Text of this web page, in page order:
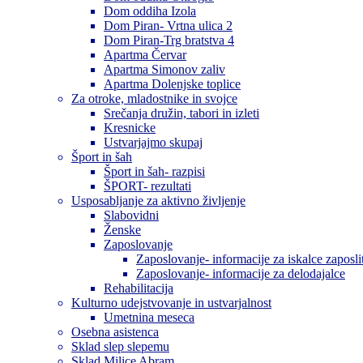
Dom oddiha Izola
Dom Piran- Vrtna ulica 2
Dom Piran-Trg bratstva 4
Apartma Červar
Apartma Simonov zaliv
Apartma Dolenjske toplice
Za otroke, mladostnike in svojce
Srečanja družin, tabori in izleti
Kresnicke
Ustvarjajmo skupaj
Šport in šah
Šport in šah- razpisi
ŠPORT- rezultati
Usposabljanje za aktivno življenje
Slabovidni
Ženske
Zaposlovanje
Zaposlovanje- informacije za iskalce
Zaposlovanje- informacije za delodajalce
Rehabilitacija
Kulturno udejstvovanje in ustvarjalnost
Umetnina meseca
Osebna asistenca
Sklad slep slepemu